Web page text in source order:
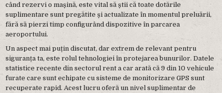
când rezervi o mașină, este vital să știi că toate dotările
suplimentare sunt pregătite și actualizate în momentul preluării,
fără să pierzi timp configurând dispozitive în parcarea
aeroportului.
Un aspect mai puțin discutat, dar extrem de relevant pentru
siguranța ta, este rolul tehnologiei în protejarea bunurilor. Datele
statistice recente din sectorul rent a car arată că 9 din 10 vehicule
furate care sunt echipate cu sisteme de monitorizare GPS sunt
recuperate rapid. Acest lucru oferă un nivel suplimentar de